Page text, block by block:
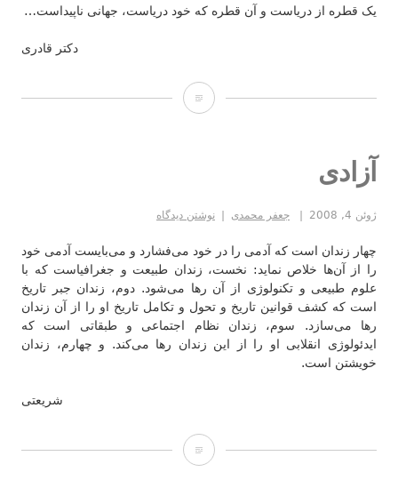
یک قطره از دریاست و آن قطره که خود دریاست، جهانی ناپیداست…
دکتر قادری
هیات
آزادی
ژوئن 4, 2008 جعفر محمدی نوشتن دیدگاه
چهار زندان است که آدمی را در خود می‌فشارد و می‌بایست آدمی خود
را از آن‌ها خلاص نماید: نخست، زندان طبیعت و جغرافیاست که با
علوم طبیعی و تکنولوژی از آن رها می‌شود. دوم، زندان جبر تاریخ
است که کشف قوانین تاریخ و تحول و تکامل تاریخ او را از آن زندان
رها می‌سازد. سوم، زندان نظام اجتماعی و طبقاتی است که
ایدئولوژی انقلابی او را از این زندان رها می‌کند. و چهارم، زندان
خویشتن است.
شریعتی
آزادی